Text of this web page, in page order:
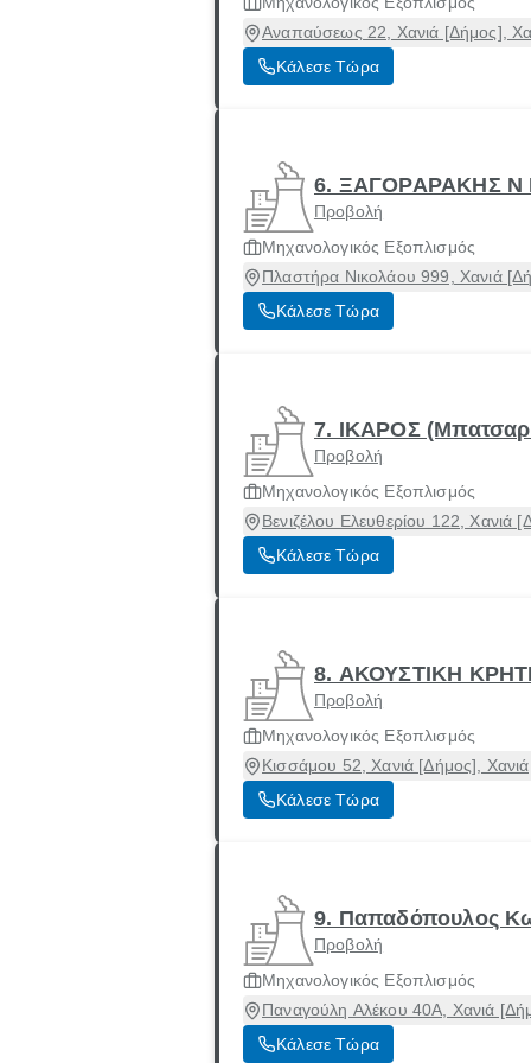
Αναπαύσεως 22, Χανιά [Δήμος],
Κάλεσε Τώρα
6. ΞΑΓΟΡΑΡΑΚΗΣ Ν
Προβολή
Μηχανολογικός Εξοπλισμός
Πλαστήρα Νικολάου 999, Χανιά
Κάλεσε Τώρα
7. ΙΚΑΡΟΣ
Προβολή
Μηχανολογικός Εξοπλισμός
Βενιζέλου Ελευθερίου 122, Χανιά
Κάλεσε Τώρα
8. ΑΚΟΥΣΤΙΚΗ
Προβολή
Μηχανολογικός Εξοπλισμός
Κισσάμου 52, Χανιά [Δήμος],
Κάλεσε Τώρα
9. Παπαδόπουλος
Προβολή
Μηχανολογικός Εξοπλισμός
Παναγούλη Αλέκου 40Α, Χανιά
Κάλεσε Τώρα